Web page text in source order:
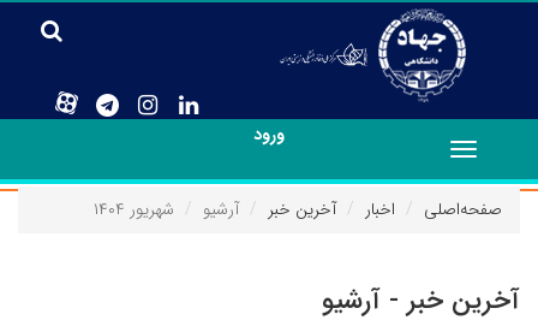
ورود
Toggle
navigation
صفحه‌اصلی
اخبار آخرین خبر آرشیو شهریور ۱۴۰۴
آخرین خبر - آرشیو